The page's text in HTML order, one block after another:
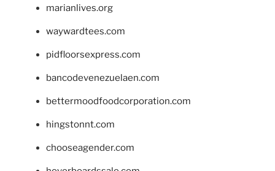
marianlives.org
waywardtees.com
pidfloorsexpress.com
bancodevenezuelaen.com
bettermoodfoodcorporation.com
hingstonnt.com
chooseagender.com